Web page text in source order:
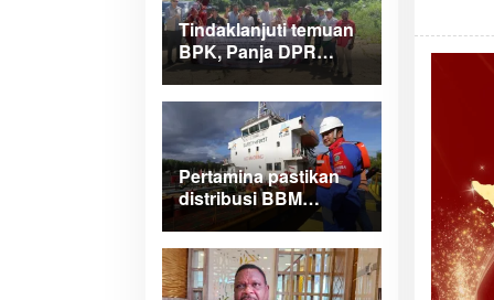
Tindaklanjuti temuan
BPK, Panja DPR
Papua Barat turlap ke
tiga lokasi proyek di
Manokwari
Pertamina pastikan
distribusi BBM
normal dan lancar di
wilayah Papua
Maluku